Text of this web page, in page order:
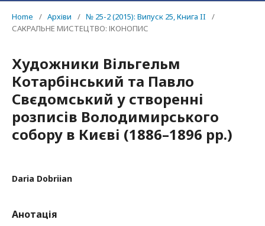
Home / Архіви / № 25-2 (2015): Випуск 25, Книга II
/
САКРАЛЬНЕ МИСТЕЦТВО: ІКОНОПИС
Художники Вільгельм
Котарбінський та Павло
Свєдомський у створенні
розписів Володимирського
собору в Києві (1886–1896 рр.)
Daria Dobriian
Анотація